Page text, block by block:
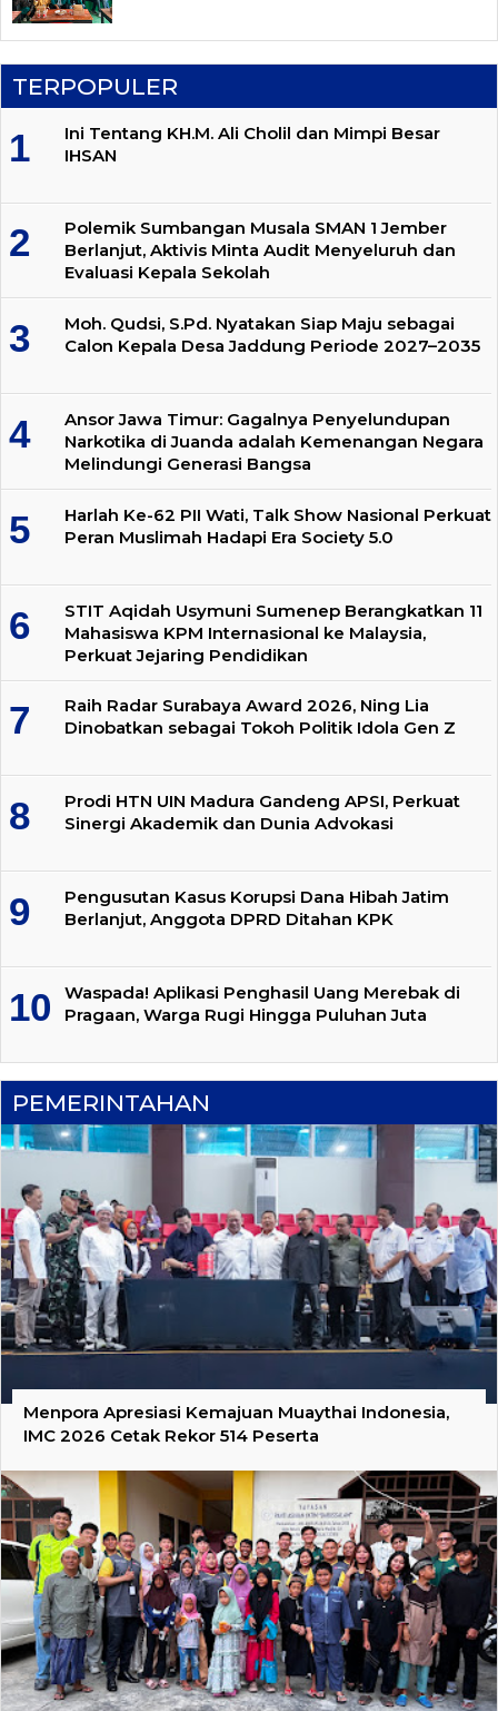
TERPOPULER
Ini Tentang KH.M. Ali Cholil dan Mimpi Besar
IHSAN
Polemik Sumbangan Musala SMAN 1 Jember
Berlanjut, Aktivis Minta Audit Menyeluruh dan
Evaluasi Kepala Sekolah
Moh. Qudsi, S.Pd. Nyatakan Siap Maju sebagai
Calon Kepala Desa Jaddung Periode 2027–2035
Ansor Jawa Timur: Gagalnya Penyelundupan
Narkotika di Juanda adalah Kemenangan Negara
Melindungi Generasi Bangsa
Harlah Ke-62 PII Wati, Talk Show Nasional Perkuat
Peran Muslimah Hadapi Era Society 5.0
STIT Aqidah Usymuni Sumenep Berangkatkan 11
Mahasiswa KPM Internasional ke Malaysia,
Perkuat Jejaring Pendidikan
Raih Radar Surabaya Award 2026, Ning Lia
Dinobatkan sebagai Tokoh Politik Idola Gen Z
Prodi HTN UIN Madura Gandeng APSI, Perkuat
Sinergi Akademik dan Dunia Advokasi
Pengusutan Kasus Korupsi Dana Hibah Jatim
Berlanjut, Anggota DPRD Ditahan KPK
Waspada! Aplikasi Penghasil Uang Merebak di
Pragaan, Warga Rugi Hingga Puluhan Juta
PEMERINTAHAN
Menpora Apresiasi Kemajuan Muaythai Indonesia,
IMC 2026 Cetak Rekor 514 Peserta